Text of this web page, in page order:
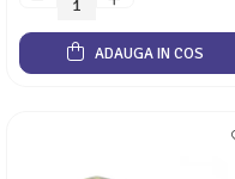
ADAUGA IN COS